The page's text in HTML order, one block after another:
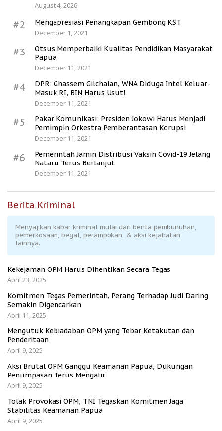
August 4, 2026
#2
Mengapresiasi Penangkapan Gembong KST
December 1, 2021
#3
Otsus Memperbaiki Kualitas Pendidikan Masyarakat
Papua
December 11, 2021
#4
DPR: Ghassem Gilchalan, WNA Diduga Intel Keluar-
Masuk RI, BIN Harus Usut!
December 11, 2021
#5
Pakar Komunikasi: Presiden Jokowi Harus Menjadi
Pemimpin Orkestra Pemberantasan Korupsi
December 11, 2021
#6
Pemerintah Jamin Distribusi Vaksin Covid-19 Jelang
Nataru Terus Berlanjut
December 11, 2021
Berita Kriminal
Menyajikan kabar kriminal mulai dari berita pembunuhan,
pemerkosaan, begal, perampokan, & aksi kejahatan
lainnya.
Kekejaman OPM Harus Dihentikan Secara Tegas
April 23, 2025
Komitmen Tegas Pemerintah, Perang Terhadap Judi Daring
Semakin Digencarkan
April 11, 2025
Mengutuk Kebiadaban OPM yang Tebar Ketakutan dan
Penderitaan
April 9, 2025
Aksi Brutal OPM Ganggu Keamanan Papua, Dukungan
Penumpasan Terus Mengalir
April 9, 2025
Tolak Provokasi OPM, TNI Tegaskan Komitmen Jaga
Stabilitas Keamanan Papua
April 9, 2025